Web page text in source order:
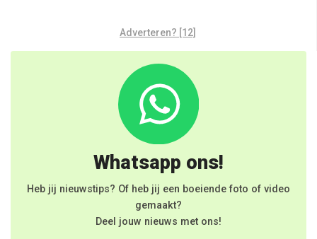
Adverteren? [12]
Whatsapp ons!
Heb jij nieuwstips? Of heb jij een boeiende foto of video
gemaakt?
Deel jouw nieuws met ons!